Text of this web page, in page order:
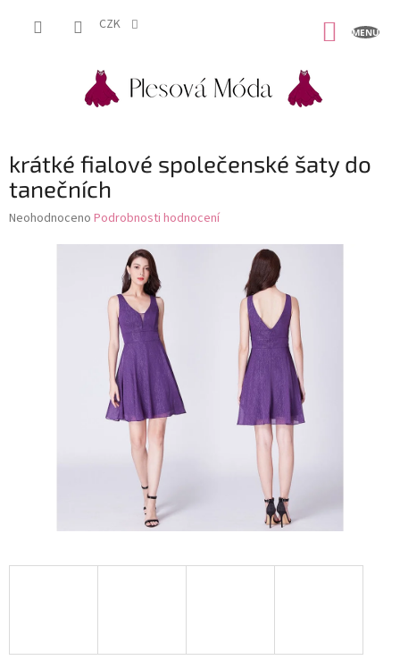
CZK
krátké fialové společenské šaty do
tanečních
Průměrné
Neohodnoceno Podrobnosti hodnocení